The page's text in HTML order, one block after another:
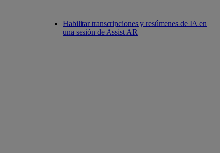
Habilitar transcripciones y resúmenes de IA en
una sesión de Assist AR